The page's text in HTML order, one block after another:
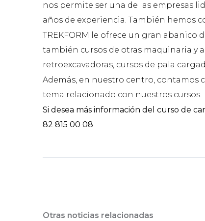
nos permite ser una de las empresas
años de experiencia. También hemos
TREKFORM le ofrece un gran abanico
también cursos de otras maquinaria y
retroexcavadoras, cursos de pala
Además, en nuestro centro,
tema relacionado con nuestros cursos.
Si desea más información del curso de
82 815 00 08
Otras noticias relacionadas